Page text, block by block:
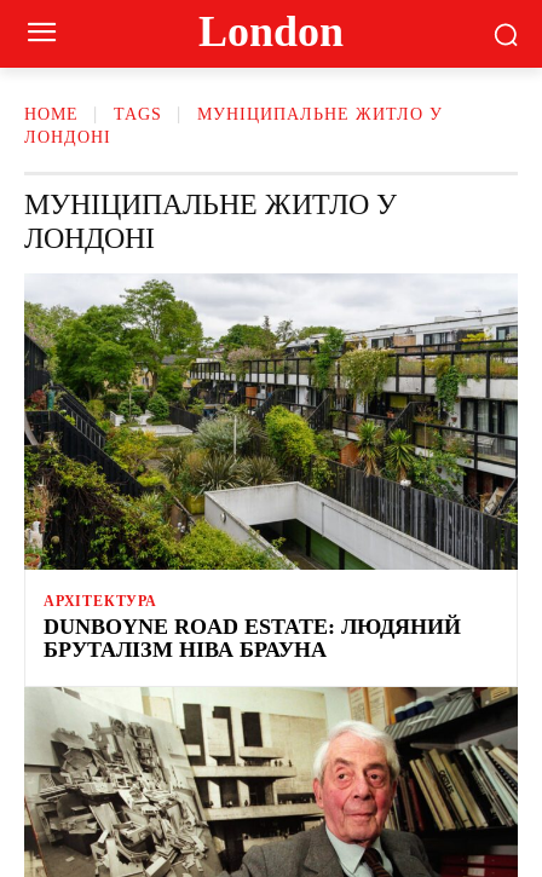
London
HOME TAGS
МУНІЦИПАЛЬНЕ ЖИТЛО У
ЛОНДОНІ
МУНІЦИПАЛЬНЕ ЖИТЛО У
ЛОНДОНІ
АРХІТЕКТУРА
DUNBOYNE ROAD ESTATE: ЛЮДЯНИЙ
БРУТАЛІЗМ НІВА БРАУНА